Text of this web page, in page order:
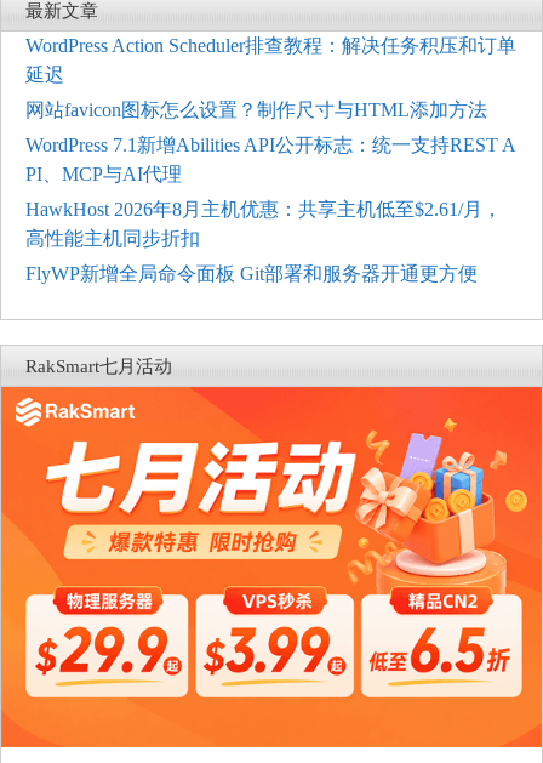
最新文章
WordPress Action Scheduler排查教程：解决任务积压和订单
延迟
网站favicon图标怎么设置？制作尺寸与HTML添加方法
WordPress 7.1新增Abilities API公开标志：统一支持REST A
PI、MCP与AI代理
HawkHost 2026年8月主机优惠：共享主机低至$2.61/月，
高性能主机同步折扣
FlyWP新增全局命令面板 Git部署和服务器开通更方便
RakSmart七月活动